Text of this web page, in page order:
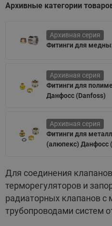
Архивные категории
Архивная серия
Фитинги для
Архивная серия
Фитинги для
Данфосс (Danfoss)
Архивная серия
Фитинги для
(алюпекс) Данфосс
Для соединения
терморегуляторов и
радиаторных клапанов
трубопроводами систем